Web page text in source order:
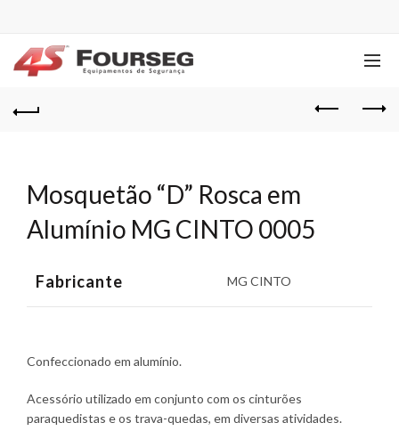
Mosquetão “D” Rosca em
Alumínio MG CINTO 0005
Fabricante MG CINTO
Confeccionado em alumínio.
Acessório utilizado em conjunto com os cinturões
paraquedistas e os trava-quedas, em diversas atividades.